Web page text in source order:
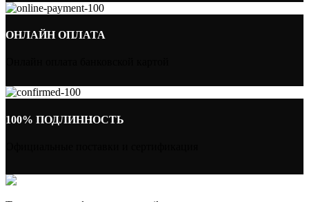
ОНЛАЙН ОПЛАТА
100% ПОДЛИННОСТЬ